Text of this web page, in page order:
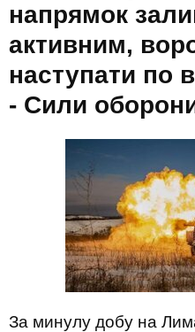
напрямок
активним,
наступати по
- Сили
За минулу добу на